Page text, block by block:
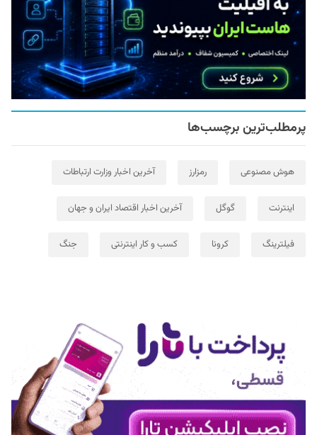
پرمطلب‌ترین برچسب‌ها
هوش مصنوعی رمزارز آخرین اخبار وزارت ارتباطات
اینترنت گوگل آخرین اخبار اقتصاد ایران و جهان
فیلترینگ کرونا کسب و کار اینترنتی جنگ